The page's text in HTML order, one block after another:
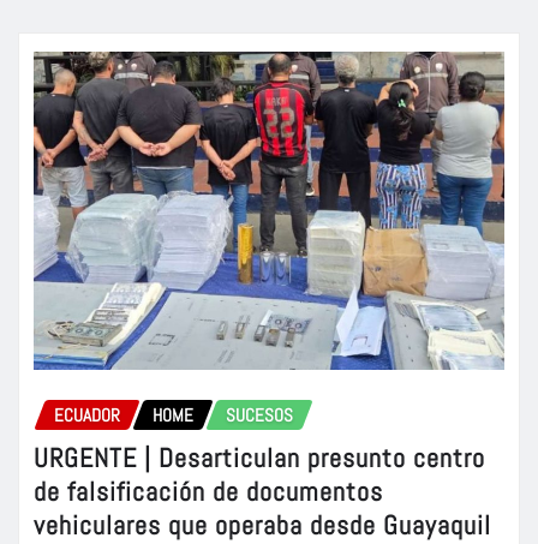
ECUADOR HOME SUCESOS
URGENTE | Desarticulan presunto centro
de falsificación de documentos
vehiculares que operaba desde Guayaquil